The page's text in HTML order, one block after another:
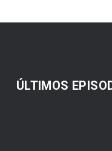
ÚLTIMOS